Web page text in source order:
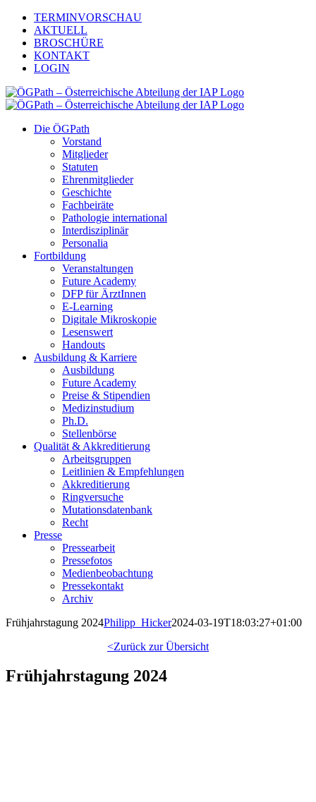
Zum
Inhalt
springen
TERMINVORSCHAU
AKTUELL
BROSCHÜRE
KONTAKT
LOGIN
Die ÖGPath
Vorstand
Mitglieder
Statuten
Ehrenmitglieder
Geschichte
Fachbeiräte
Pathologie international
Interdisziplinär
Personalia
Fortbildung
Veranstaltungen
Future Academy
DFP für ÄrztInnen
E-Learning
Digitale Mikroskopie
Lesenswert
Handouts
Ausbildung & Karriere
Ausbildung
Future Academy
Preise & Stipendien
Medizinstudium
Ph.D.
Stellenbörse
Qualität & Akkreditierung
Arbeitsgruppen
Leitlinien & Empfehlungen
Akkreditierung
Ringversuche
Mutationsdatenbank
Recht
Presse
Pressearbeit
Pressefotos
Medienbeobachtung
Pressekontakt
Archiv
Frühjahrstagung 2024Philipp_Hicker2024-03-19T18:03:27+01:00
<Zurück zur Übersicht
Frühjahrstagung 2024